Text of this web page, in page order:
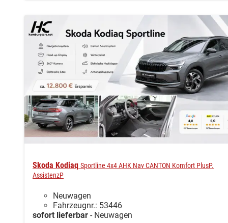
Skoda Kodiaq Sportline 4x4 AHK Nav CANTON Komfort PlusP.
AssistenzP
Neuwagen
Fahrzeugnr.: 53446
sofort lieferbar
Neuwagen